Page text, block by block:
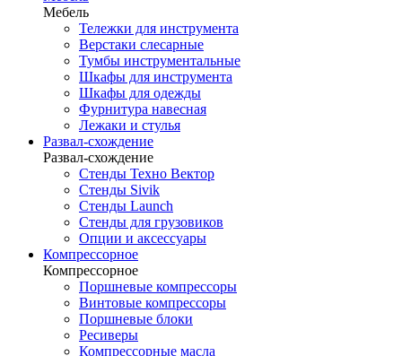
Мебель
Тележки для инструмента
Верстаки слесарные
Тумбы инструментальные
Шкафы для инструмента
Шкафы для одежды
Фурнитура навесная
Лежаки и стулья
Развал-схождение
Развал-схождение
Стенды Техно Вектор
Стенды Sivik
Стенды Launch
Стенды для грузовиков
Опции и аксессуары
Компрессорное
Компрессорное
Поршневые компрессоры
Винтовые компрессоры
Поршневые блоки
Ресиверы
Компрессорные масла